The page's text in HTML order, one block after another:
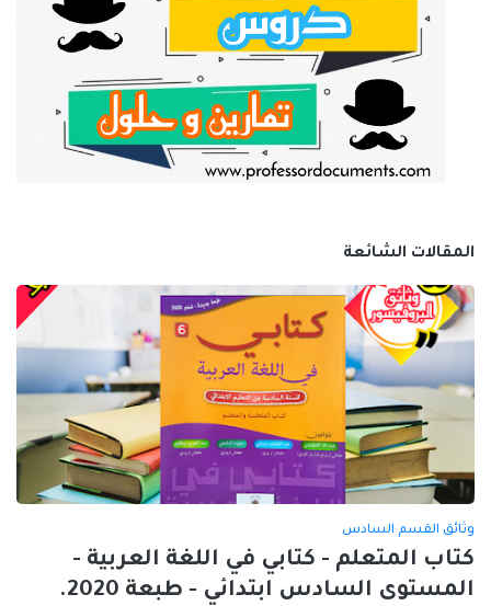
المقالات الشائعة
وثائق القسم السادس
كتاب المتعلم - كتابي في اللغة العربية -
المستوى السادس ابتدائي - طبعة 2020.